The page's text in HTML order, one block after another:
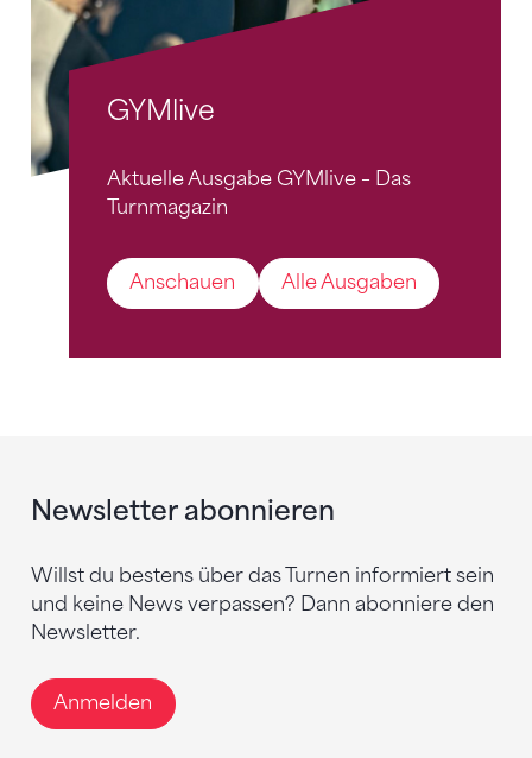
GYMlive
Aktuelle Ausgabe GYMlive – Das
Turnmagazin
Anschauen Alle Ausgaben
Newsletter abonnieren
Willst du bestens über das Turnen informiert sein
und keine News verpassen? Dann abonniere den
Newsletter.
Anmelden